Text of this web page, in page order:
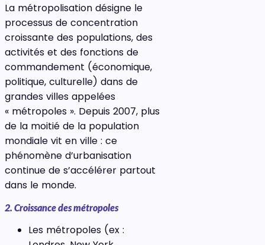
La métropolisation désigne le
processus de concentration
croissante des populations, des
activités et des fonctions de
commandement (économique,
politique, culturelle) dans de
grandes villes appelées
« métropoles ». Depuis 2007, plus
de la moitié de la population
mondiale vit en ville : ce
phénomène d’urbanisation
continue de s’accélérer partout
dans le monde.
2. Croissance des métropoles
Les métropoles (ex :